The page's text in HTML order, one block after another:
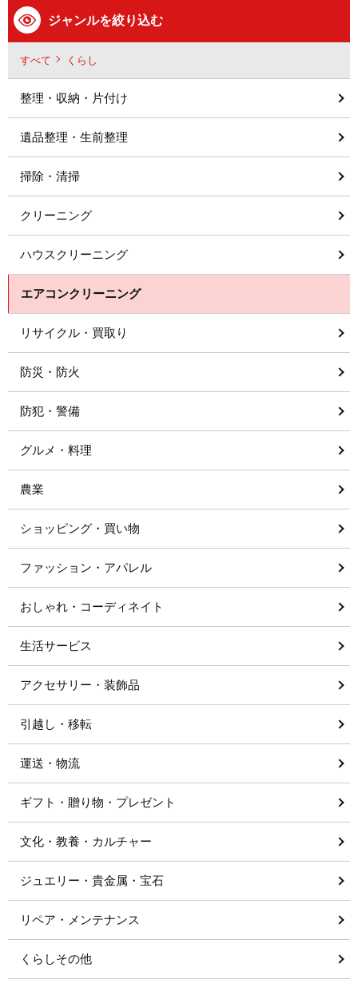
ジャンルを絞り込む
すべて くらし
整理・収納・片付け
遺品整理・生前整理
掃除・清掃
クリーニング
ハウスクリーニング
エアコンクリーニング
リサイクル・買取り
防災・防火
防犯・警備
グルメ・料理
農業
ショッピング・買い物
ファッション・アパレル
おしゃれ・コーディネイト
生活サービス
アクセサリー・装飾品
引越し・移転
運送・物流
ギフト・贈り物・プレゼント
文化・教養・カルチャー
ジュエリー・貴金属・宝石
リペア・メンテナンス
くらしその他